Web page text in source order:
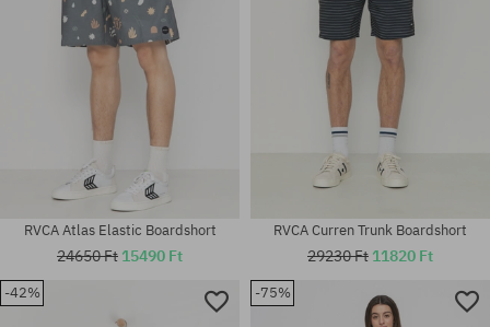
Elérhető méretek:
Elérhető méretek:
RVCA Atlas Elastic Boardshort
24650 Ft 15490 Ft
RVCA Curren Trunk Boardshort
29230 Ft 11820 Ft
-42% -75%